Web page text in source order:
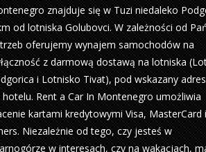
znajduje się w Tuzi niedaleko
od lotniska Golubovci. W zależności od
oferujemy wynajem samochodów na
z darmową dostawą na lotniska
i Lotnisko Tivat), pod wskazany
hotelu. Rent a Car In Montenegro umożliwia
kartami kredytowymi Visa, MasterCard i
Niezależnie od tego, czy jesteś w
w interesach, czy na wakacjach,